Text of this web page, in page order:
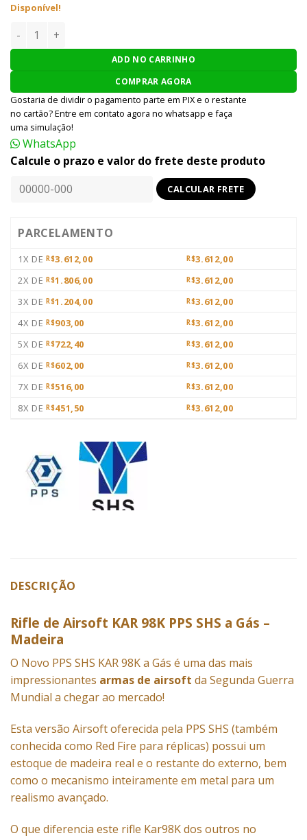
Disponível!
RIFLE SNIPER AIRSOFT PPS / SHS KAR 98K GBBR 6MM -
ADD NO CARRINHO
COMPRAR AGORA
Gostaria de dividir o pagamento parte em PIX e o restante
no cartão? Entre em contato agora no whatsapp e faça
uma simulação!
WhatsApp
Calcule o prazo e valor do frete deste produto
PARCELAMENTO
1X DE R$3.612,00 R$3.612,00
2X DE R$1.806,00 R$3.612,00
3X DE R$1.204,00 R$3.612,00
4X DE R$903,00 R$3.612,00
5X DE R$722,40 R$3.612,00
6X DE R$602,00 R$3.612,00
7X DE R$516,00 R$3.612,00
8X DE R$451,50 R$3.612,00
DESCRIÇÃO
Rifle de Airsoft KAR 98K PPS SHS a Gás –
Madeira
O Novo PPS SHS KAR 98K a Gás é uma das mais
impressionantes armas de airsoft da Segunda Guerra
Mundial a chegar ao mercado!
Esta versão Airsoft oferecida pela PPS SHS (também
conhecida como Red Fire para réplicas) possui um
estoque de madeira real e o restante do externo, bem
como o mecanismo inteiramente em metal para um
realismo avançado.
O que diferencia este rifle Kar98K dos outros no